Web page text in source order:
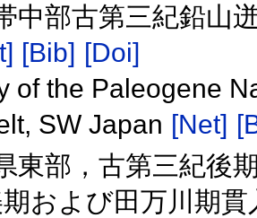
中部古第三紀鉛山
[Bib] [Doi]
of the Paleogene
SW Japan [Net]
東部，古第三紀後
および田万川期